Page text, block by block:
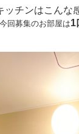
ッチンはこんな
回募集のお部屋は1